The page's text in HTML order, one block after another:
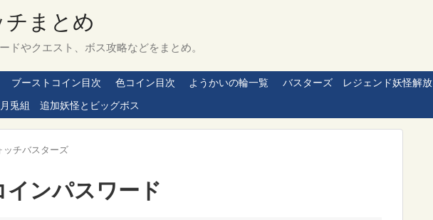
チまとめ
ドやクエスト、ボス攻略などをまとめ。
ブーストコイン目次 色コイン目次 ようかいの輪一覧 バスターズ レジェンド妖怪解放
月兎組 追加妖怪とビッグボス
ッチバスターズ
インパスワード